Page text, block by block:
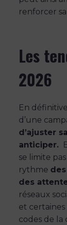
renforcer
Les
2026
En
d’une
d’ajuster
anticiper.
se limite
rythme des
des
réseaux
et
codes de la